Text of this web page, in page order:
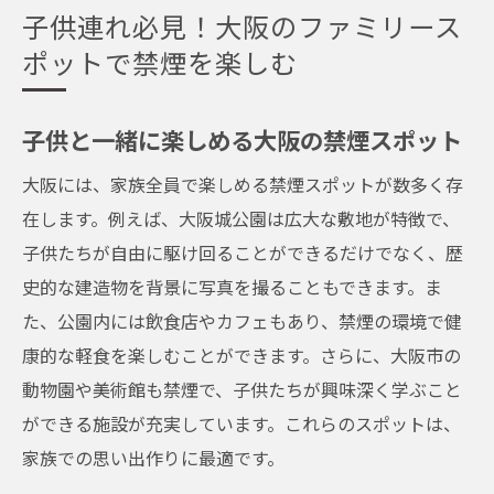
子供連れ必見！大阪のファミリース
ポットで禁煙を楽しむ
子供と一緒に楽しめる大阪の禁煙スポット
大阪には、家族全員で楽しめる禁煙スポットが数多く存
在します。例えば、大阪城公園は広大な敷地が特徴で、
子供たちが自由に駆け回ることができるだけでなく、歴
史的な建造物を背景に写真を撮ることもできます。ま
た、公園内には飲食店やカフェもあり、禁煙の環境で健
康的な軽食を楽しむことができます。さらに、大阪市の
動物園や美術館も禁煙で、子供たちが興味深く学ぶこと
ができる施設が充実しています。これらのスポットは、
家族での思い出作りに最適です。